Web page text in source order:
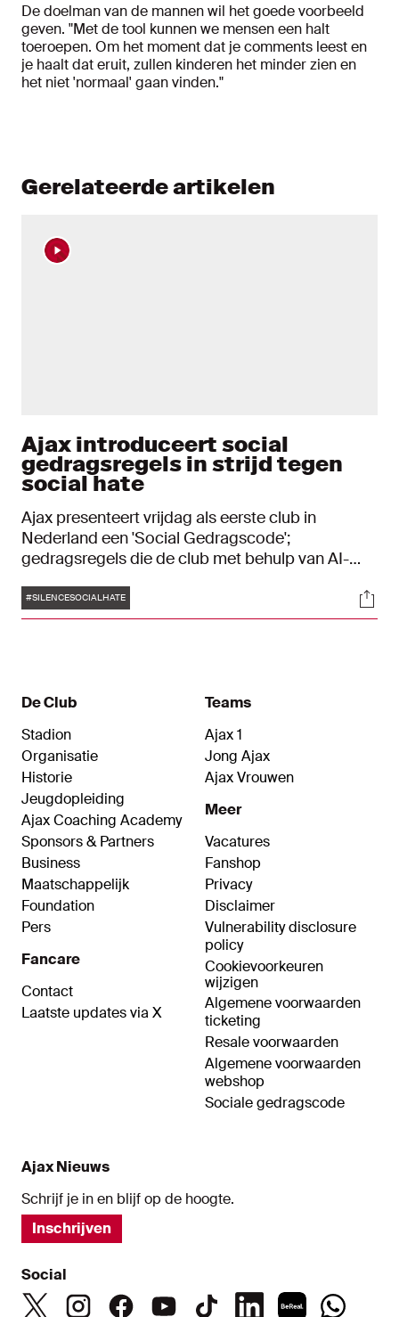
De doelman van de mannen wil het goede voorbeeld
geven. "Met de tool kunnen we mensen een halt
toeroepen. Om het moment dat je comments leest en
je haalt dat eruit, zullen kinderen het minder zien en
het niet 'normaal' gaan vinden."
Gerelateerde artikelen
Ajax introduceert social
gedragsregels in strijd tegen
social hate
Ajax presenteert vrijdag als eerste club in
Nederland een 'Social Gedragscode';
gedragsregels die de club met behulp van AI-
socialmediakanalen. Ruim een jaar geleden
kwam Ajax met het Silence Social Hate-initiatief
rapportage van haatberichten. Voor dit vervolg
Ziggo. Samen vervolgen wij de strijd tegen online
haat, onder andere met een speciale module van
het lesprogramma Online Masters.
Tags
#SILENCESOCIALHATE
De Club
Stadion
Organisatie
Historie
Jeugdopleiding
Ajax Coaching Academy
Sponsors & Partners
Business
Maatschappelijk
Foundation
Pers
Fancare
Contact
Laatste updates via X
Teams
Ajax 1
Jong Ajax
Ajax Vrouwen
Meer
Vacatures
Fanshop
Privacy
Disclaimer
Vulnerability disclosure
policy
Cookievoorkeuren
wijzigen
Algemene voorwaarden
ticketing
Resale voorwaarden
Algemene voorwaarden
webshop
Sociale gedragscode
Ajax Nieuws
Schrijf je in en blijf op de hoogte.
Inschrijven
Social